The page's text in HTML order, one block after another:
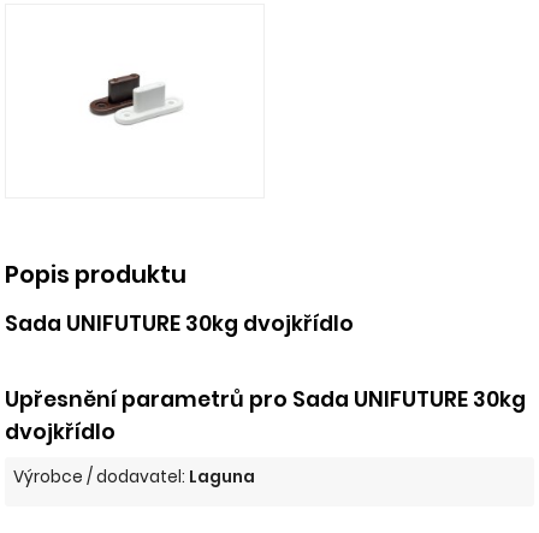
Popis produktu
Sada UNIFUTURE 30kg dvojkřídlo
Upřesnění parametrů pro Sada UNIFUTURE 30kg
dvojkřídlo
Výrobce / dodavatel: Laguna